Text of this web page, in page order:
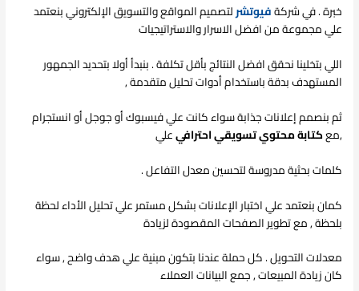
خبرة . في شركةفيوتشرلتصميم المواقع والتسويق الإلكتروني بنعتمد
علي مجموعة من افضل الاسرار والاستراتيجيات
اللي بتخلينا نحقق افضل النتائج بأقل تكلفة . بنبدأ أولا بتحديد الجمهور
المستهدف بدقة باستخدام أدوات تحليل متقدمة ,
ثم بنصمم إعلانات جذابة سواء كانت علي فيسبوك أو جوجل أو انستجرام
,معكتابة محتوي تسويقي احترافيعلي
كلمات بحثية مدروسة لتحسين معدل التفاعل .
كمان بنعتمد علي اختبار الإعلانات بشكل مستمر علي تحليل الأداء لحظة
بلحظة , مع تطوير الصفحات المقصودة لزيادة
معدلات التحويل . كل حملة عندنا بتكون مبنية علي هدف واضح , سواء
كان زيادة المبيعات , جمع البيانات العملاء